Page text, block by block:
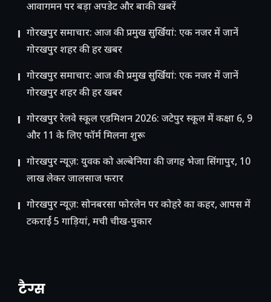
आवागमन पर बड़ा अपडेट और बाकी खबरें
गोरखपुर समाचार: आज की प्रमुख सुर्खियां: एक नजर में जानें
गोरखपुर शहर की हर खबर
गोरखपुर समाचार: आज की प्रमुख सुर्खियां: एक नजर में जानें
गोरखपुर शहर की हर खबर
गोरखपुर रेलवे स्कूल एडमिशन 2026: जटेपुर स्कूल में कक्षा 6, 9
और 11 के लिए फॉर्म मिलना शुरू
गोरखपुर न्यूज़: युवक को अल्बेनिया की जगह भेजा सिंगापुर, 10
लाख लेकर जालसाज फरार
गोरखपुर न्यूज़: सोनबरसा फोरलेन पर कोहरे का कहर, आपस में
टकराईं 5 गाड़ियां, मची चीख-पुकार
टैग्स